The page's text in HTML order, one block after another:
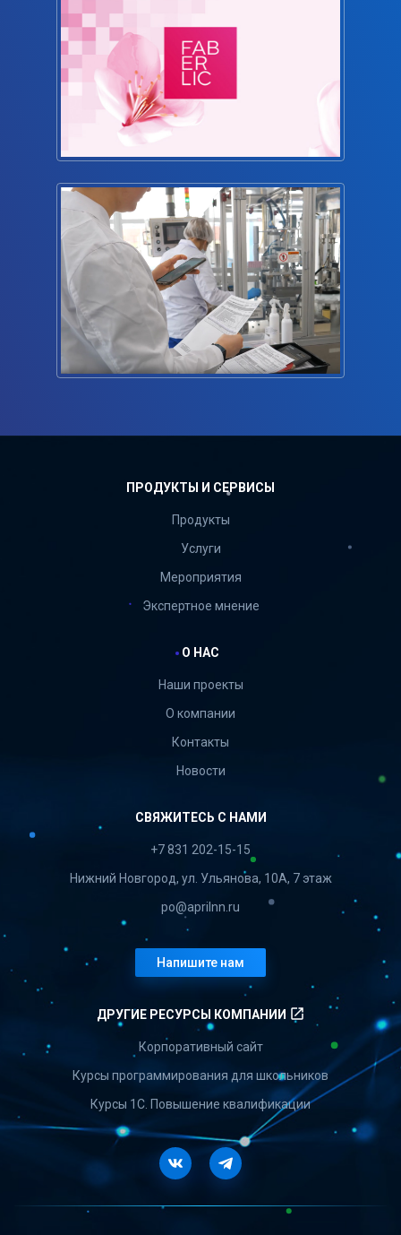
ПРОДУКТЫ И СЕРВИСЫ
Продукты
Услуги
Мероприятия
Экспертное мнение
О НАС
Наши проекты
О компании
Контакты
Новости
СВЯЖИТЕСЬ С НАМИ
+7 831 202-15-15
Нижний Новгород, ул. Ульянова, 10А, 7 этаж
po@aprilnn.ru
Напишите нам
ДРУГИЕ РЕСУРСЫ КОМПАНИИ launch
Корпоративный сайт
Курсы программирования для школьников
Курсы 1С. Повышение квалификации
VkontakteTelegram